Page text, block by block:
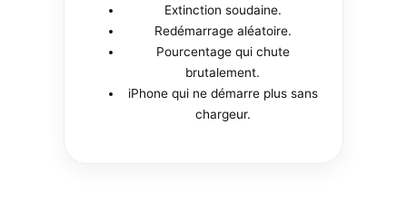
Extinction soudaine.
Redémarrage aléatoire.
Pourcentage qui chute
brutalement.
iPhone qui ne démarre plus sans
chargeur.